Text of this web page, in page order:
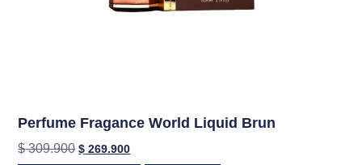
Perfume Fragance World Liquid Brun
$309.900 $ 269.900